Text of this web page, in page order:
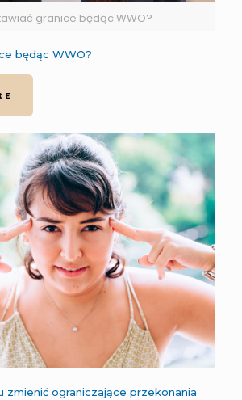
granice będąc WWO?
będąc WWO?
zmienić ograniczające przekonania